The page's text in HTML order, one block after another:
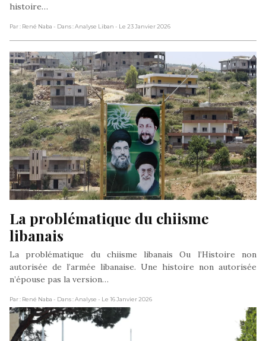
histoire…
Par : René Naba - Dans : Analyse Liban - Le 23 Janvier 2026
La problématique du chiisme
libanais
La problématique du chiisme libanais Ou l’Histoire non
autorisée de l’armée libanaise. Une histoire non autorisée
n’épouse pas la version…
Par : René Naba - Dans : Analyse - Le 16 Janvier 2026